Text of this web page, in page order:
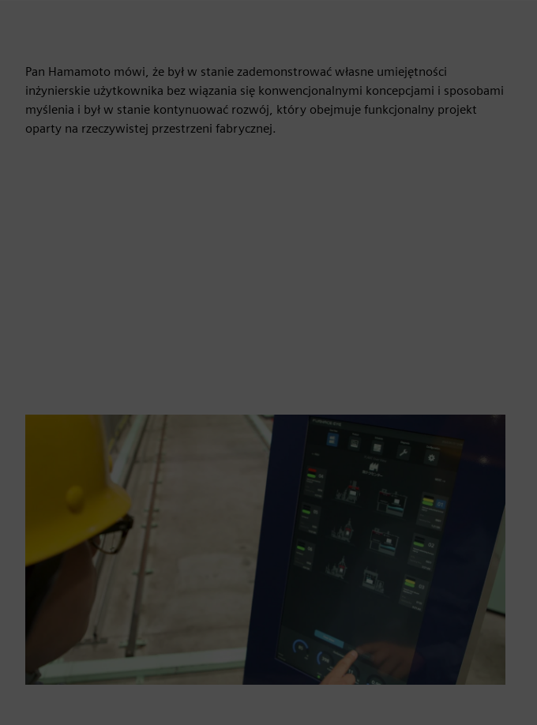
Pan Hamamoto mówi, że był w stanie zademonstrować własne umiejętności
inżynierskie użytkownika bez wiązania się konwencjonalnymi koncepcjami i sposobami
myślenia i był w stanie kontynuować rozwój, który obejmuje funkcjonalny projekt
oparty na rzeczywistej przestrzeni fabrycznej.